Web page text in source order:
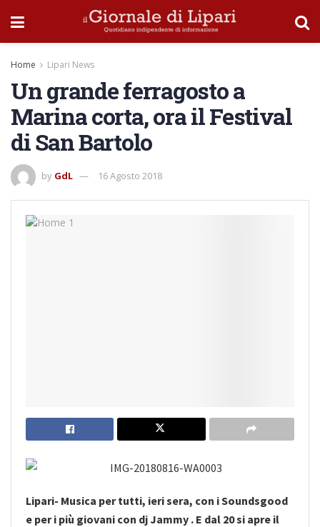
Home Lipari News
Un grande ferragosto a
Marina corta, ora il Festival
di San Bartolo
by GdL 16 Agosto 2018
Lipari- Musica per tutti, ieri sera, con i Soundsgood
e per i più giovani con dj Jammy . E dal 20 si apre il